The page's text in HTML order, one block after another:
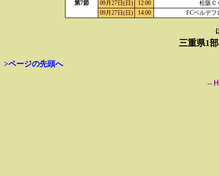
第7節
09月27日(日)
12:00
松阪Ｃ
09月27日(日)
14:00 FCベルデフ
三重県1部
>ページの先頭へ
--